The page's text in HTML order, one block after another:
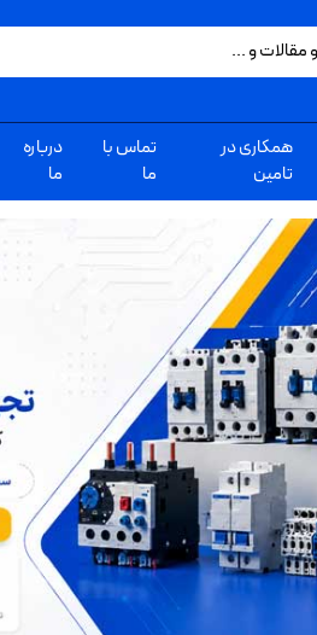
همکاری در
تامین
تماس با
ما
درباره
ما